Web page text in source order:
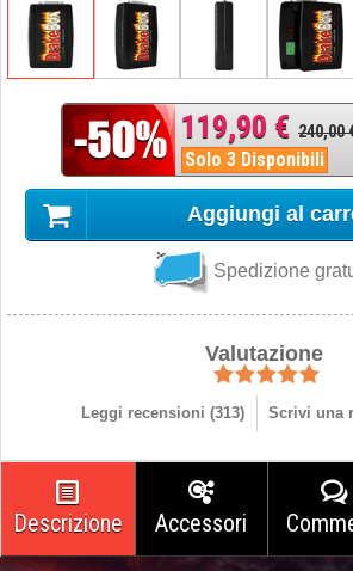
119,90 € 240,00
Solo 3 Disponibili
Aggiungi al
Spedizione
Valutazione
Leggi recensioni (313) Scrivi una
Descrizione Accessori